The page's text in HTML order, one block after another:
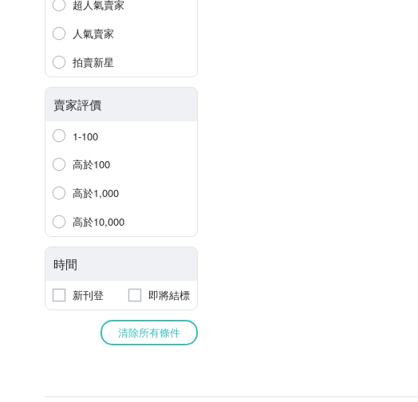
超人氣賣家
人氣賣家
拍賣新星
賣家評價
1-100
高於100
高於1,000
高於10,000
時間
新刊登 即將結標
清除所有條件